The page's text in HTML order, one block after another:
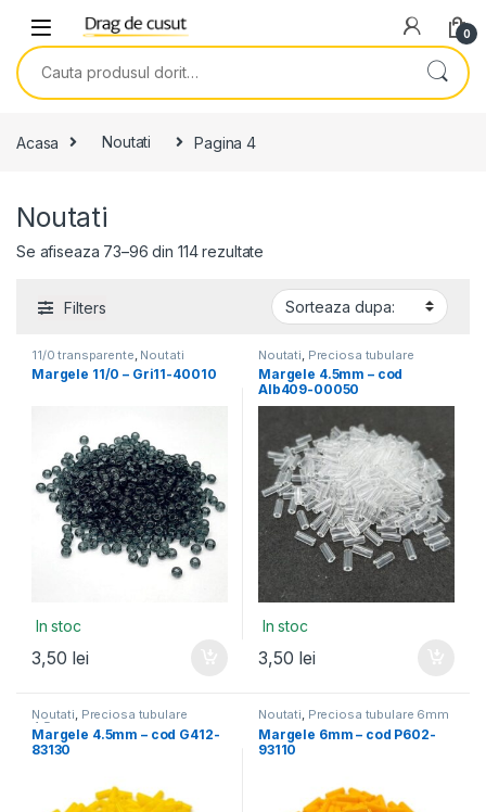
0
Search for:
Acasa Noutati Pagina 4
Noutati
Se afiseaza 73–96 din 114 rezultate
Filters
11/0 transparente Noutati
Margele 11/0 – Gri11-40010
In stoc
3,50 lei
Noutati Preciosa tubulare
4.5mm
Margele 4.5mm – cod
Alb409-00050
In stoc
3,50 lei
Noutati, Preciosa tubulare
4.5mm
Margele 4.5mm – cod G412-
83130
Noutati, Preciosa tubulare 6mm
Margele 6mm – cod P602-
93110